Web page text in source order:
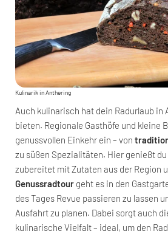
Kulinarik in Anthering
Auch kulinarisch hat dein Radurlaub in
bieten. Regionale Gasthöfe und kleine
genussvollen Einkehr ein – von
zu süßen Spezialitäten. Hier genießt
zubereitet mit Zutaten aus der Region
Genussradtour geht es in den
des Tages Revue passieren zu lassen
Ausfahrt zu planen. Dabei sorgt auch
kulinarische Vielfalt – ideal, um den